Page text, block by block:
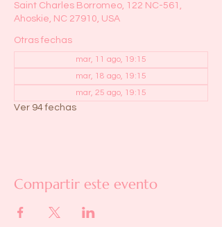
Saint Charles Borromeo, 122 NC-561,
Ahoskie, NC 27910, USA
Otras fechas
mar, 11 ago, 19:15
mar, 18 ago, 19:15
mar, 25 ago, 19:15
Ver 94 fechas
Compartir este evento